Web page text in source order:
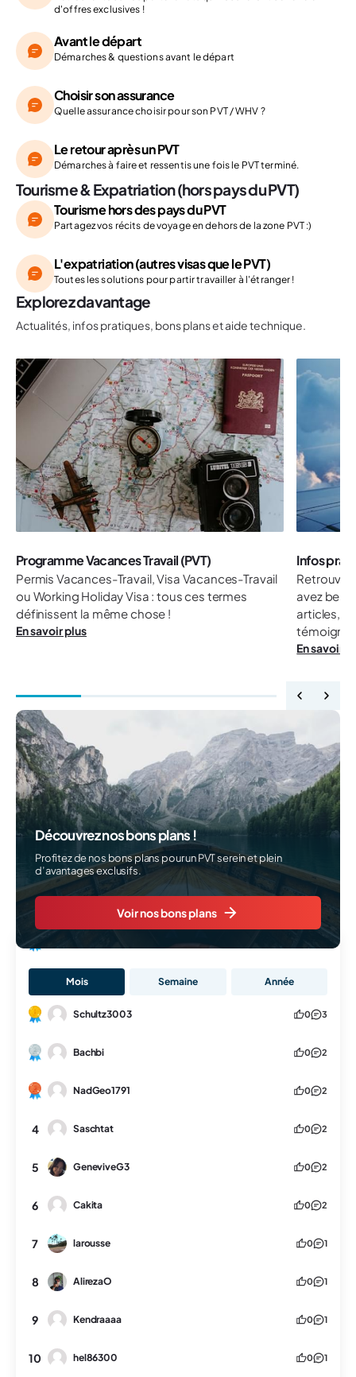
Mois Semaine Année
Schultz3003 0 3
Bachbi 0 2
NadGeo1791 0 2
4 Saschtat 0 2
5 GeneviveG3 0 2
6 Cakita 0 2
7 larousse 0 1
8 AlirezaO 0 1
9 Kendraaaa 0 1
10 hel86300 0 1
d'offres exclusives !
Avant le départ
Démarches & questions avant le départ
Choisir son assurance
Quelle assurance choisir pour son PVT / WHV ?
Le retour après un PVT
Démarches à faire et ressentis une fois le PVT terminé.
Tourisme & Expatriation (hors pays du PVT)
Tourisme hors des pays du PVT
Partagez vos récits de voyage en dehors de la zone PVT :)
L'expatriation (autres visas que le PVT)
Toutes les solutions pour partir travailler à l'étranger !
Découvrez nos bons plans !
Profitez de nos bons plans pour un PVT serein et plein
d’avantages exclusifs.
Voir nos bons plans
Explorez davantage
Actualités, infos pratiques, bons plans et aide technique.
Programme Vacances Travail (PVT)
Permis Vacances-Travail, Visa Vacances-Travail
ou Working Holiday Visa : tous ces termes
définissent la même chose !
En savoir plus
Infos
avez
articles,
En savoir